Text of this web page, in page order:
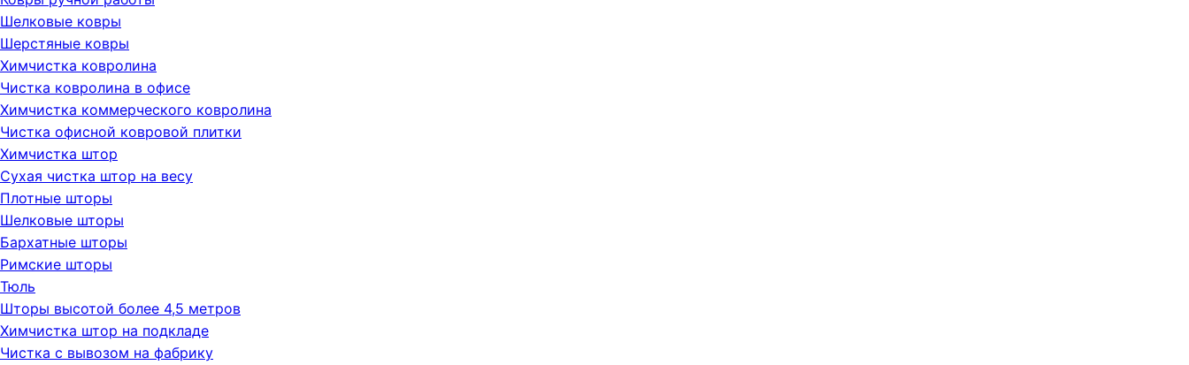
Шелковые ковры
Шерстяные ковры
Химчистка ковролина
Чистка ковролина в офисе
Химчистка коммерческого ковролина
Чистка офисной ковровой плитки
Химчистка штор
Сухая чистка штор на весу
Плотные шторы
Шелковые шторы
Бархатные шторы
Римские шторы
Тюль
Шторы высотой более 4,5 метров
Химчистка штор на подкладе
Чистка с вывозом на фабрику